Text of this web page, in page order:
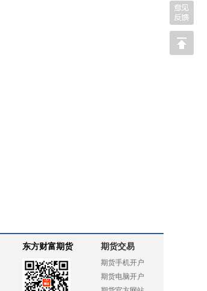
东方财富期货 期货交易
期货手机开户
期货电脑开户